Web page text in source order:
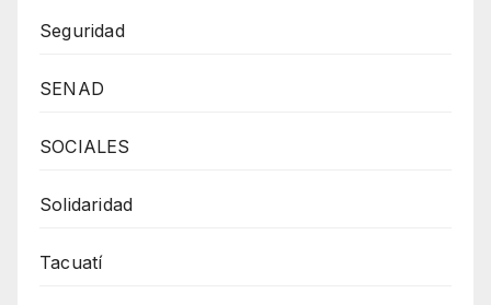
Seguridad
SENAD
SOCIALES
Solidaridad
Tacuatí